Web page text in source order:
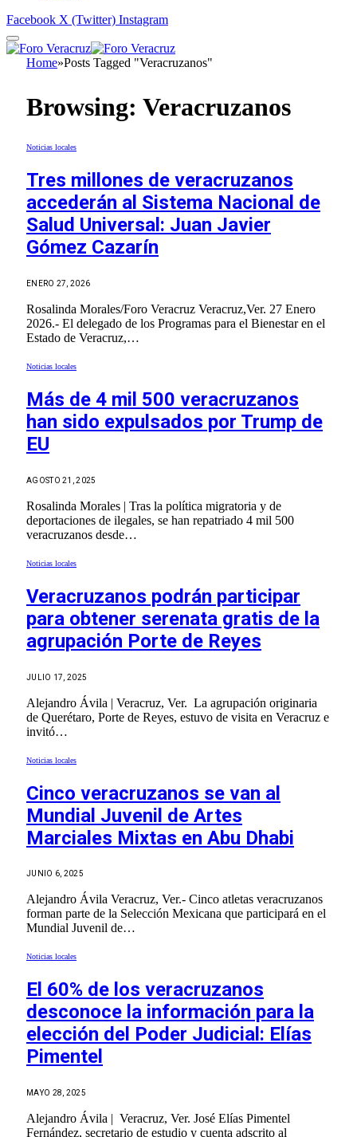
Facebook X (Twitter) Instagram
Home»Posts Tagged "Veracruzanos"
Browsing: Veracruzanos
Noticias locales
Tres millones de veracruzanos
accederán al Sistema Nacional de
Salud Universal: Juan Javier
Gómez Cazarín
ENERO 27, 2026
Rosalinda Morales/Foro Veracruz Veracruz,Ver. 27 Enero
2026.- El delegado de los Programas para el Bienestar en el
Estado de Veracruz,…
Noticias locales
Más de 4 mil 500 veracruzanos
han sido expulsados por Trump de
EU
AGOSTO 21, 2025
Rosalinda Morales | Tras la política migratoria y de
deportaciones de ilegales, se han repatriado 4 mil 500
veracruzanos desde…
Noticias locales
Veracruzanos podrán participar
para obtener serenata gratis de la
agrupación Porte de Reyes
JULIO 17, 2025
Alejandro Ávila | Veracruz, Ver. La agrupación originaria
de Querétaro, Porte de Reyes, estuvo de visita en Veracruz e
invitó…
Noticias locales
Cinco veracruzanos se van al
Mundial Juvenil de Artes
Marciales Mixtas en Abu Dhabi
JUNIO 6, 2025
Alejandro Ávila Veracruz, Ver.- Cinco atletas veracruzanos
forman parte de la Selección Mexicana que participará en el
Mundial Juvenil de…
Noticias locales
El 60% de los veracruzanos
desconoce la información para la
elección del Poder Judicial: Elías
Pimentel
MAYO 28, 2025
Alejandro Ávila | Veracruz, Ver. José Elías Pimentel
Fernández, secretario de estudio y cuenta adscrito al